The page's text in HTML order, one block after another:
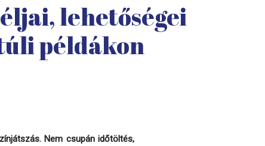
lehetőségei
példákon
Nem csupán időtöltés,